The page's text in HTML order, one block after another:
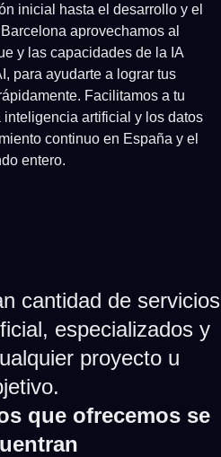
inicial hasta el desarrollo y el
aprovechamos al
y las capacidades de la IA
para ayudarte a lograr tus
Facilitamos a tu
artificial y los datos
continuo en España y el
entero.
cantidad de servicios
especializados y
proyecto u
que ofrecemos se